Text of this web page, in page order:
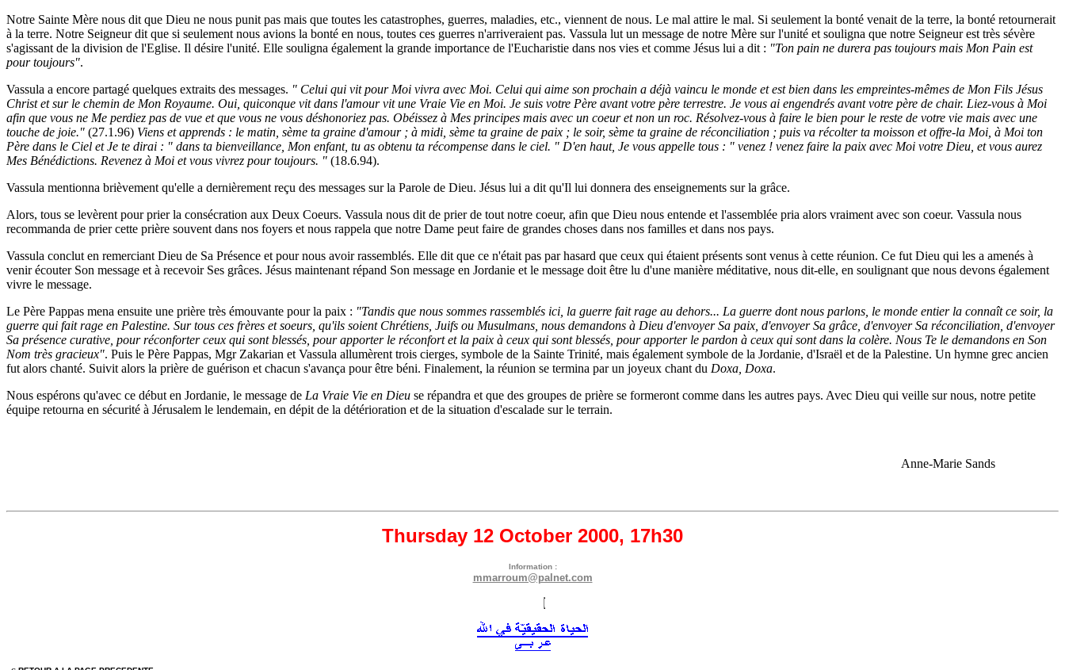
Notre Sainte Mère nous dit que Dieu ne nous punit pas mais que toutes les catastrophes, guerres, maladies, etc., viennent de nous. Le mal attire le mal. Si seulement la bonté venait de la terre, la bonté retournerait
à la terre. Notre Seigneur dit que si seulement nous avions la bonté en nous, toutes ces guerres n'arriveraient pas. Vassula lut un message de notre Mère sur l'unité et souligna que notre Seigneur est très sévère
s'agissant de la division de l'Eglise. Il désire l'unité. Elle souligna également la grande importance de l'Eucharistie dans nos vies et comme Jésus lui a dit : "Ton pain ne durera pas toujours mais Mon Pain est
pour toujours".
Vassula a encore partagé quelques extraits des messages. " Celui qui vit pour Moi vivra avec Moi. Celui qui aime son prochain a déjà vaincu le monde et est bien dans les empreintes-mêmes de Mon Fils Jésus
Christ et sur le chemin de Mon Royaume. Oui, quiconque vit dans l'amour vit une Vraie Vie en Moi. Je suis votre Père avant votre père terrestre. Je vous ai engendrés avant votre père de chair. Liez-vous à Moi
afin que vous ne Me perdiez pas de vue et que vous ne vous déshonoriez pas. Obéissez à Mes principes mais avec un coeur et non un roc. Résolvez-vous à faire le bien pour le reste de votre vie mais avec une
touche de joie." (27.1.96) Viens et apprends : le matin, sème ta graine d'amour ; à midi, sème ta graine de paix ; le soir, sème ta graine de réconciliation ; puis va récolter ta moisson et offre-la Moi, à Moi ton
Père dans le Ciel et Je te dirai : " dans ta bienveillance, Mon enfant, tu as obtenu ta récompense dans le ciel. " D'en haut, Je vous appelle tous : " venez ! venez faire la paix avec Moi votre Dieu, et vous aurez
Mes Bénédictions. Revenez à Moi et vous vivrez pour toujours. " (18.6.94).
Vassula mentionna brièvement qu'elle a dernièrement reçu des messages sur la Parole de Dieu. Jésus lui a dit qu'Il lui donnera des enseignements sur la grâce.
Alors, tous se levèrent pour prier la consécration aux Deux Coeurs. Vassula nous dit de prier de tout notre coeur, afin que Dieu nous entende et l'assemblée pria alors vraiment avec son coeur. Vassula nous
recommanda de prier cette prière souvent dans nos foyers et nous rappela que notre Dame peut faire de grandes choses dans nos familles et dans nos pays.
Vassula conclut en remerciant Dieu de Sa Présence et pour nous avoir rassemblés. Elle dit que ce n'était pas par hasard que ceux qui étaient présents sont venus à cette réunion. Ce fut Dieu qui les a amenés à
venir écouter Son message et à recevoir Ses grâces. Jésus maintenant répand Son message en Jordanie et le message doit être lu d'une manière méditative, nous dit-elle, en soulignant que nous devons également
vivre le message.
Le Père Pappas mena ensuite une prière très émouvante pour la paix : "Tandis que nous sommes rassemblés ici, la guerre fait rage au dehors... La guerre dont nous parlons, le monde entier la connaît ce soir, la
guerre qui fait rage en Palestine. Sur tous ces frères et soeurs, qu'ils soient Chrétiens, Juifs ou Musulmans, nous demandons à Dieu d'envoyer Sa paix, d'envoyer Sa grâce, d'envoyer Sa réconciliation, d'envoyer
Sa présence curative, pour réconforter ceux qui sont blessés, pour apporter le réconfort et la paix à ceux qui sont blessés, pour apporter le pardon à ceux qui sont dans la colère. Nous Te le demandons en Son
Nom très gracieux". Puis le Père Pappas, Mgr Zakarian et Vassula allumèrent trois cierges, symbole de la Sainte Trinité, mais également symbole de la Jordanie, d'Israël et de la Palestine. Un hymne grec ancien
fut alors chanté. Suivit alors la prière de guérison et chacun s'avança pour être béni. Finalement, la réunion se termina par un joyeux chant du Doxa, Doxa.
Nous espérons qu'avec ce début en Jordanie, le message de La Vraie Vie en Dieu se répandra et que des groupes de prière se formeront comme dans les autres pays. Avec Dieu qui veille sur nous, notre petite
équipe retourna en sécurité à Jérusalem le lendemain, en dépit de la détérioration et de la situation d'escalade sur le terrain.
Anne-Marie Sands
Thursday 12 October 2000, 17h30
Information :
mmarroum@palnet.com